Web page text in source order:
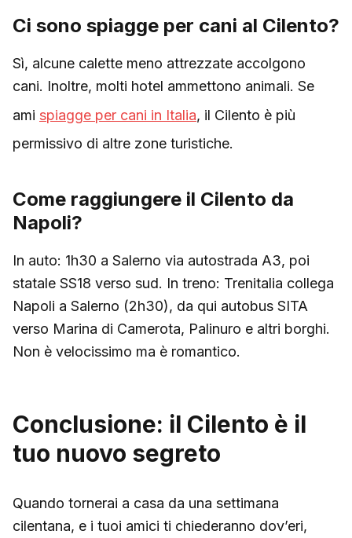
Ci sono spiagge per cani al Cilento?
Sì, alcune calette meno attrezzate accolgono
cani. Inoltre, molti hotel ammettono animali. Se
ami spiagge per cani in Italia, il Cilento è più
permissivo di altre zone turistiche.
Come raggiungere il Cilento da
Napoli?
In auto: 1h30 a Salerno via autostrada A3, poi
statale SS18 verso sud. In treno: Trenitalia collega
Napoli a Salerno (2h30), da qui autobus SITA
verso Marina di Camerota, Palinuro e altri borghi.
Non è velocissimo ma è romantico.
Conclusione: il Cilento è il
tuo nuovo segreto
Quando tornerai a casa da una settimana
cilentana, e i tuoi amici ti chiederanno dov’eri,